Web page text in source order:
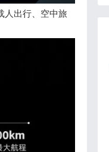
人出行、空中旅